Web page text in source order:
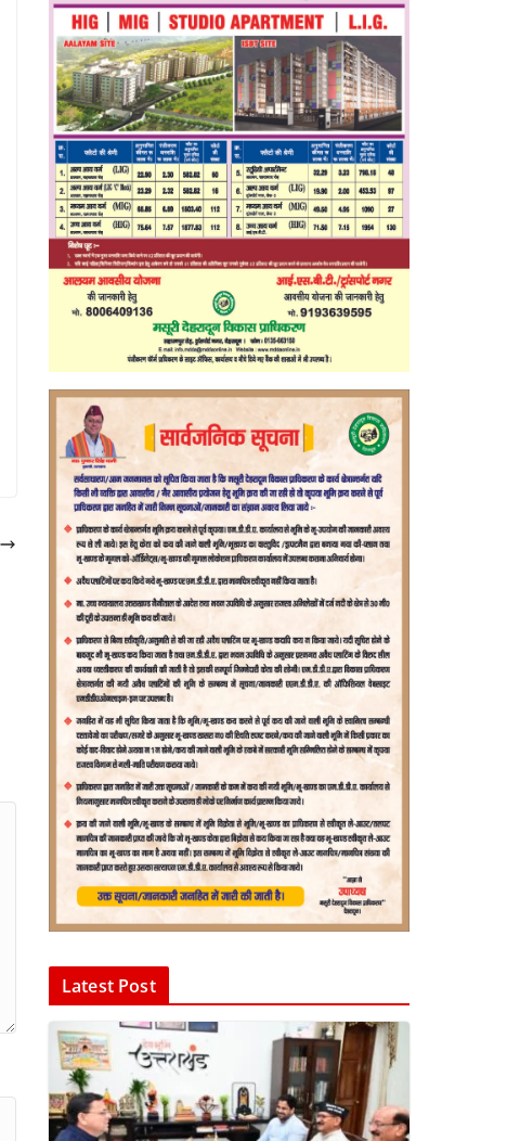
Latest Post